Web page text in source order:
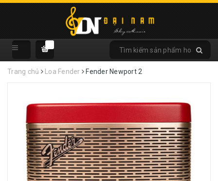
Trang chủ Loa Fender Fender Newport 2